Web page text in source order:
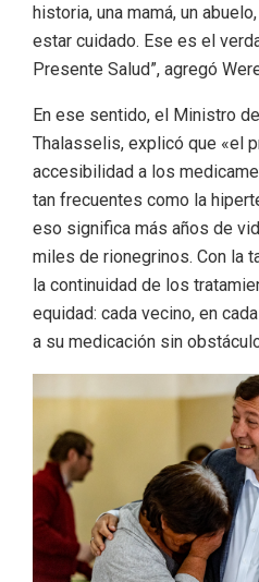
historia, una mamá, un
estar cuidado. Ese es el
Presente Salud”, agregó
En ese sentido, el Ministro
Thalasselis, explicó que «el
accesibilidad a los
tan frecuentes como la
eso significa más años de
miles de rionegrinos. Con la
la continuidad de los
equidad: cada vecino, en
a su medicación sin